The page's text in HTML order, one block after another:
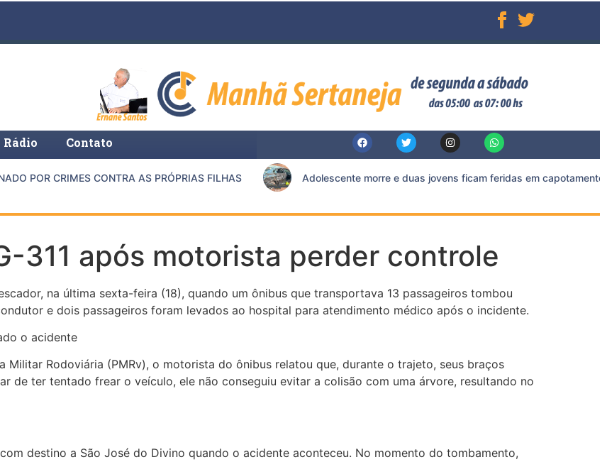
Rádio Contato
POR CRIMES CONTRA AS PRÓPRIAS FILHAS Adolescente morre e duas jovens ficam feridas em capotamento na
311 após motorista perder controle
na última sexta-feira (18), quando um ônibus que transportava 13 passageiros tombou
e dois passageiros foram levados ao hospital para atendimento médico após o incidente.
o acidente
Rodoviária (PMRv), o motorista do ônibus relatou que, durante o trajeto, seus braços
de ter tentado frear o veículo, ele não conseguiu evitar a colisão com uma árvore, resultando no
destino a São José do Divino quando o acidente aconteceu. No momento do tombamento,